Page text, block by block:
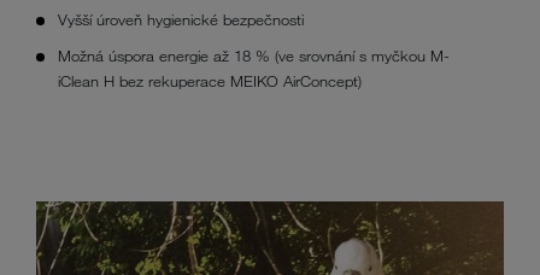
Vyšší úroveň hygienické bezpečnosti
Možná úspora energie až 18 % (ve srovnání s myčkou M-
iClean H bez rekuperace MEIKO AirConcept)